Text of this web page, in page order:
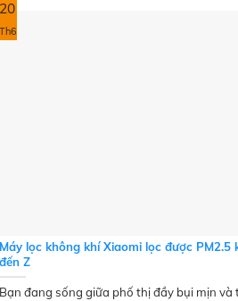
20
Th6
Máy lọc không khí Xiaomi lọc được
đến Z
Bạn đang sống giữa phố thị đầy bụi mịn và